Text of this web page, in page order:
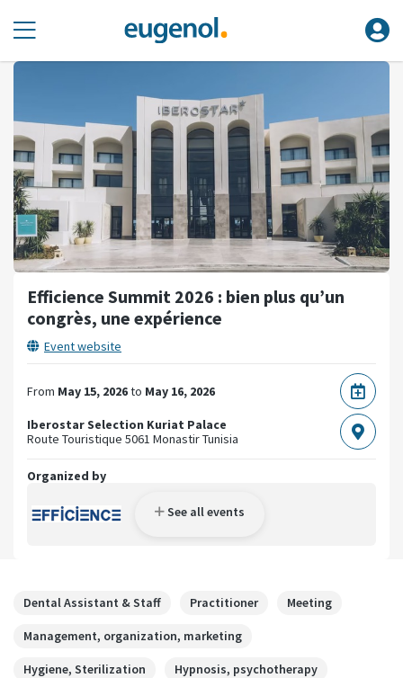
Efficience Summit 2026 : bien plus qu’un
congrès, une expérience
Event website
From May 15, 2026to May 16, 2026
Iberostar Selection Kuriat Palace
Route Touristique 5061 MonastirTunisia
Organized by
See all events
Dental Assistant & Staff Practitioner Meeting
Management, organization, marketing
Hygiene, Sterilization Hypnosis, psychotherapy